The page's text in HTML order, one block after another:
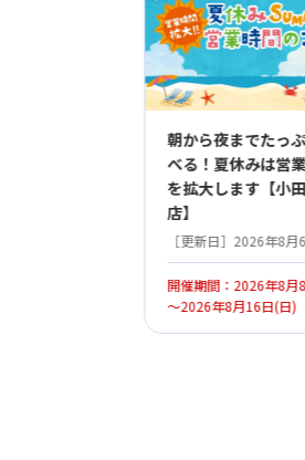
朝から夜までたっ
べる！夏休みは営
を拡大します【小
店】
［更新日］2026年8月
開催期間：2026年8月
～2026年8月16日(日)